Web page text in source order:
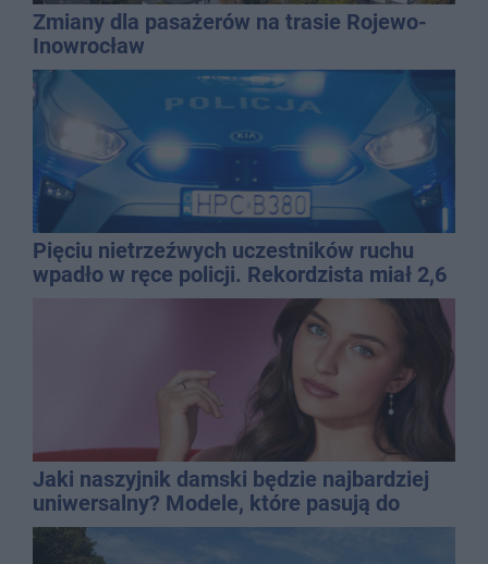
Zmiany dla pasażerów na trasie Rojewo-
Inowrocław
Pięciu nietrzeźwych uczestników ruchu
wpadło w ręce policji. Rekordzista miał 2,6
Jaki naszyjnik damski będzie najbardziej
uniwersalny? Modele, które pasują do
wielu stylizacji